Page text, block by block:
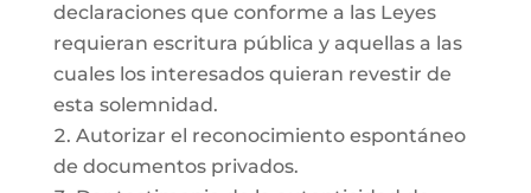
declaraciones que conforme a las Leyes
requieran escritura pública y aquellas a las
cuales los interesados quieran revestir de
esta solemnidad.
Autorizar el reconocimiento espontáneo
de documentos privados.